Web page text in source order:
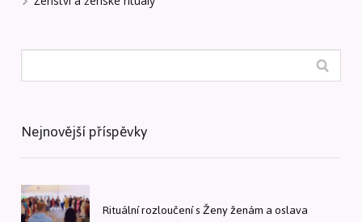
Nejnovější příspěvky
Rituální rozloučení s Ženy ženám a oslava